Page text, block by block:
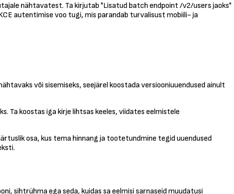
nähtavatest. Ta kirjutab "Lisatud batch endpoint /v2/users jaoks"
autentimise voo tugi, mis parandab turvalisust mobiili- ja
või sisemiseks, seejärel koostada versiooniuuendused ainult
Ta koostas iga kirje lihtsas keeles, viidates eelmistele
osa, kus tema hinnang ja tootetundmine tegid uuendused
sihtrühma ega seda, kuidas sa eelmisi sarnaseid muudatusi